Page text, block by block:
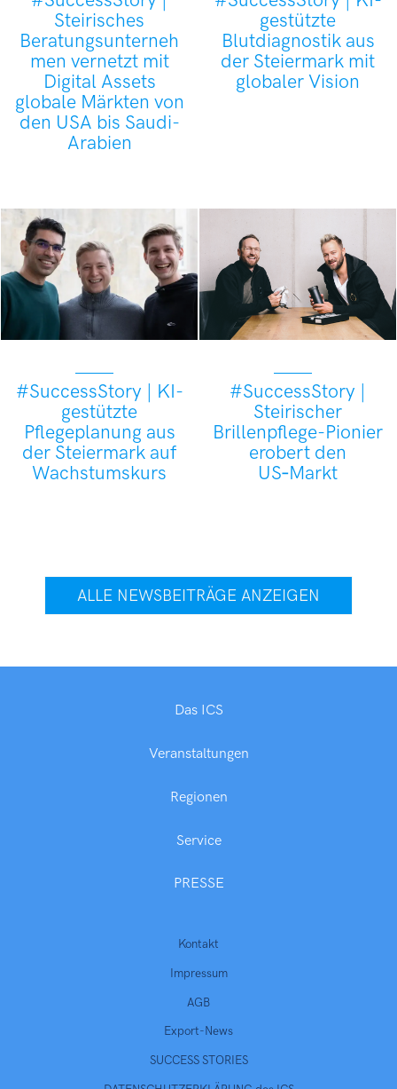
Steirisches
Beratungsunterneh
men vernetzt mit
Digital Assets
globale Märkten von
den USA bis Saudi-
Arabien
gestützte
Blutdiagnostik aus
der Steiermark mit
globaler Vision
#SuccessStory | KI-
gestützte
Pflegeplanung aus
der Steiermark auf
Wachstumskurs
#SuccessStory |
Steirischer
Brillenpflege-Pionier
erobert den
US‑Markt
ALLE NEWSBEITRÄGE ANZEIGEN
Das ICS
Veranstaltungen
Regionen
Service
PRESSE
Kontakt
Impressum
AGB
Export-News
SUCCESS STORIES